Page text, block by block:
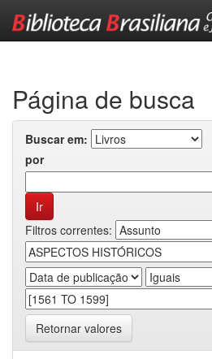
Página de busca
Buscar em:
por
Filtros correntes:
Retornar valores